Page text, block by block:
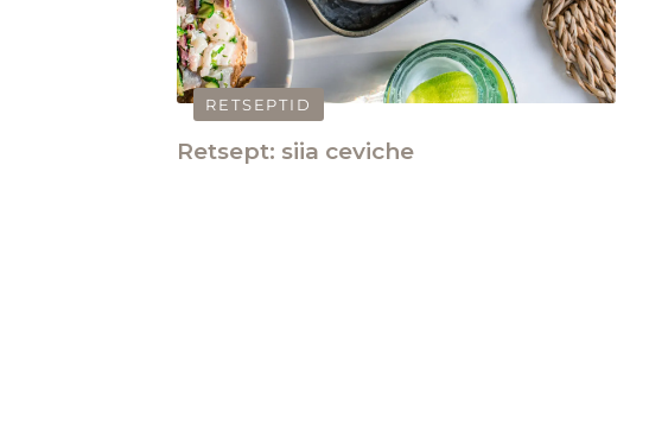
RETSEPTID
Retsept: siia ceviche